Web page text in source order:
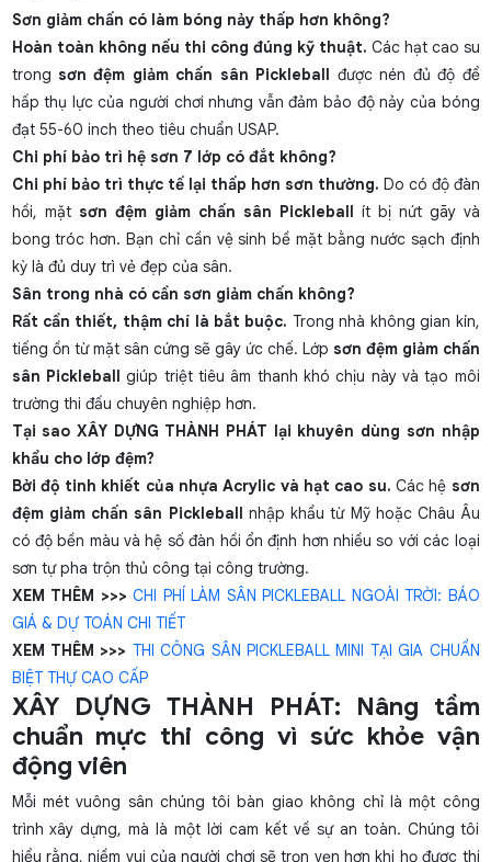
Sơn giảm chấn có làm bóng nảy thấp hơn không?
Hoàn toàn không nếu thi công đúng kỹ thuật. Các hạt cao su
trong sơn đệm giảm chấn sân Pickleball được nén đủ độ để
hấp thụ lực của người chơi nhưng vẫn đảm bảo độ nảy của bóng
đạt 55-60 inch theo tiêu chuẩn USAP.
Chi phí bảo trì hệ sơn 7 lớp có đắt không?
Chi phí bảo trì thực tế lại thấp hơn sơn thường. Do có độ đàn
hồi, mặt sơn đệm giảm chấn sân Pickleball ít bị nứt gãy và
bong tróc hơn. Bạn chỉ cần vệ sinh bề mặt bằng nước sạch định
kỳ là đủ duy trì vẻ đẹp của sân.
Sân trong nhà có cần sơn giảm chấn không?
Rất cần thiết, thậm chí là bắt buộc. Trong nhà không gian kín,
tiếng ồn từ mặt sân cứng sẽ gây ức chế. Lớp sơn đệm giảm chấn
sân Pickleball giúp triệt tiêu âm thanh khó chịu này và tạo môi
trường thi đấu chuyên nghiệp hơn.
Tại sao XÂY DỰNG THÀNH PHÁT lại khuyên dùng sơn nhập
khẩu cho lớp đệm?
Bởi độ tinh khiết của nhựa Acrylic và hạt cao su. Các hệ sơn
đệm giảm chấn sân Pickleball nhập khẩu từ Mỹ hoặc Châu Âu
có độ bền màu và hệ số đàn hồi ổn định hơn nhiều so với các loại
sơn tự pha trộn thủ công tại công trường.
XEM THÊM >>> CHI PHÍ LÀM SÂN PICKLEBALL NGOÀI TRỜI: BÁO
GIÁ & DỰ TOÁN CHI TIẾT
XEM THÊM >>> THI CÔNG SÂN PICKLEBALL MINI TẠI GIA CHUẨN
BIỆT THỰ CAO CẤP
XÂY DỰNG THÀNH PHÁT: Nâng tầm
chuẩn mực thi công vì sức khỏe vận
động viên
Mỗi mét vuông sân chúng tôi bàn giao không chỉ là một công
trình xây dựng, mà là một lời cam kết về sự an toàn. Chúng tôi
hiểu rằng, niềm vui của người chơi sẽ trọn vẹn hơn khi họ được thi